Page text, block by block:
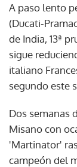
A paso lento
(Ducati-
de India, 13ª
sigue
italiano
segundo este
Dos semanas
Misano con
'Martinator'
campeón del